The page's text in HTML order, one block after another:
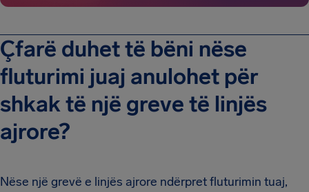
Çfarë duhet të bëni nëse
fluturimi juaj anulohet për
shkak të një greve të linjës
ajrore?
Nëse një grevë e linjës ajrore ndërpret fluturimin tuaj,